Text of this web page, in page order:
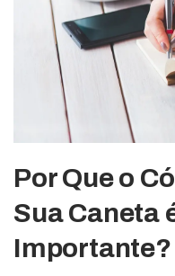
Por Que o
Sua Caneta
Importante?